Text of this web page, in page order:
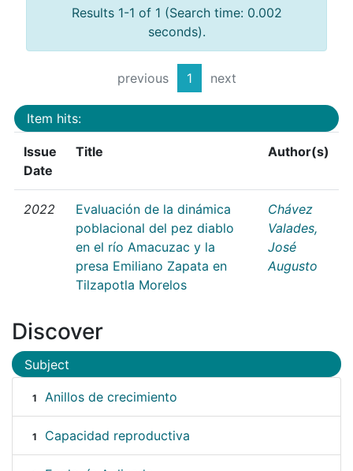
Results 1-1 of 1 (Search time: 0.002
seconds).
previous 1 next
Item hits:
Issue
Date
Title Author(s)
2022
Evaluación de la dinámica
poblacional del pez diablo
en el río Amacuzac y la
presa Emiliano Zapata en
Tilzapotla Morelos
Chávez
Valades,
José
Augusto
Discover
Subject
1 Anillos de crecimiento
1 Capacidad reproductiva